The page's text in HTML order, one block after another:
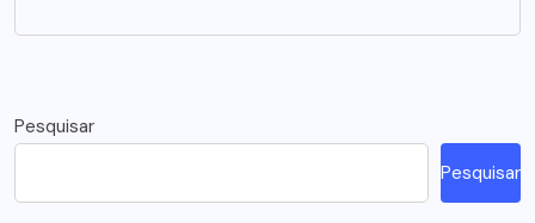
Pesquisar
Pesquisar